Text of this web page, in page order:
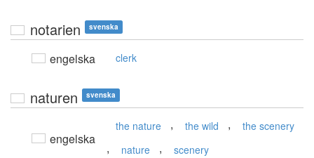
notarien svenska
engelska clerk
naturen svenska
engelska
the nature , the wild , the scenery
, nature , scenery